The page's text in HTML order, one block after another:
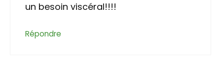
un besoin viscéral!!!!
Répondre